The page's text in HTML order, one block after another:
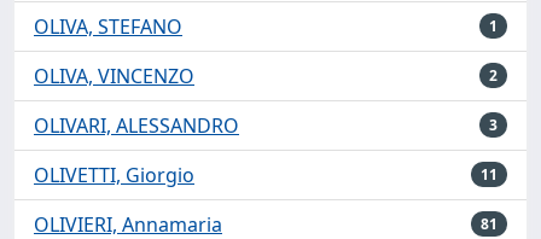
OLIVA, STEFANO 1
OLIVA, VINCENZO 2
OLIVARI, ALESSANDRO 3
OLIVETTI, Giorgio 11
OLIVIERI, Annamaria 81